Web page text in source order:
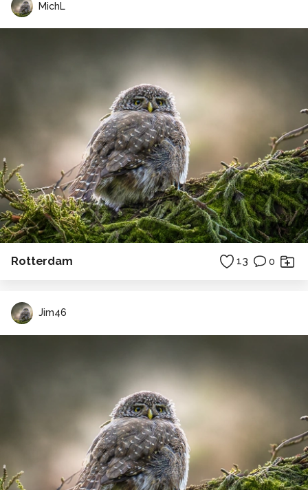
MichL
Rotterdam 13 0
Jim46